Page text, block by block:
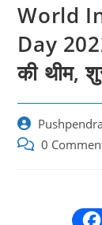
World
Day
की थीम,
Post
author:
Post 0